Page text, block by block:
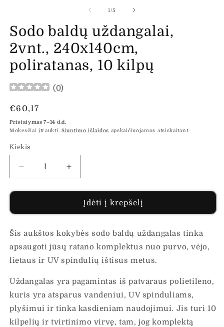
lange
1/iš
5
Sodo baldų uždangalai,
2vnt., 240x140cm,
poliratanas, 10 kilpų
(0)
Įprasta
kaina
€60,17
Pristatymas 7–14 d.d.
Mokesčiai įtraukti. Siuntimo išlaidos apskaičiuojamos atsiskaitant.
Kiekis
Sumažinti
Sodo
baldų
2vnt.,
poliratanas,
10
kiekį
Padidinti
Sodo
baldų
uždangalai,
2vnt.,
poliratanas,
10
kilpų
kiekį
Įdėti į krepšelį
Šis aukštos kokybės sodo baldų uždangalas tinka
apsaugoti jūsų ratano komplektus nuo purvo, vėjo,
lietaus ir UV spindulių ištisus metus.
Uždangalas yra pagamintas iš patvaraus polietileno,
kuris yra atsparus vandeniui, UV spinduliams,
plyšimui ir tinka kasdieniam naudojimui. Jis turi 10
kilpelių ir tvirtinimo virvę, tam, jog komplektą